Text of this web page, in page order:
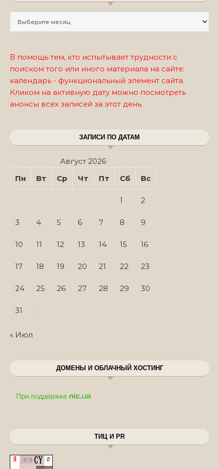
В помощь тем, кто испытывает трудности с
поиском того или иного материала на сайте:
календарь - функциональный элемент сайта.
Кликом на активную дату можно посмотреть
анонсы всех записей за этот день.
ЗАПИСИ ПО ДАТАМ
Август 2026
Пн
Вт Ср Чт Пт Сб Вс
1 2
3 4 5 6 7 8 9
10 11 12 13 14 15 16
17 18 19 20 21 22 23
24 25 26 27 28 29 30
31
« Июл
ДОМЕНЫ И ОБЛАЧНЫЙ ХОСТИНГ
ТИЦ И PR